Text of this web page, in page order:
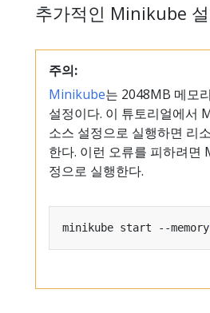
추가적인 Minikube
주의:
Minikube는 2048MB 메모
설정이다. 이 튜토리얼에서
소스 설정으로 실행하면 리
한다. 이런 오류를 피하려면
정으로 실행한다.
minikube start --memory